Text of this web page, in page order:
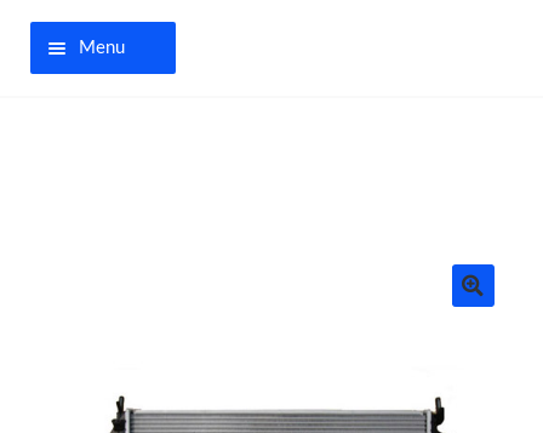
Menu
OPC Line